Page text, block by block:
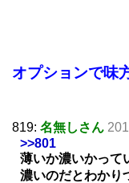
オプションで味
819: 名無しさん
>>801
薄いか濃いかって
濃いのだとわかり